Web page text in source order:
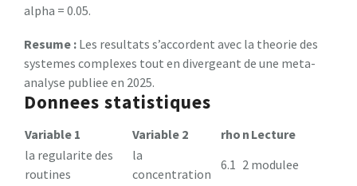
alpha = 0.05.
Resume : Les resultats s’accordent avec la theorie des
systemes complexes tout en divergeant de une meta-
analyse publiee en 2025.
Donnees statistiques
Variable 1 Variable 2 rho n Lecture
la regularite des
routines
la
concentration
6.1 2 modulee